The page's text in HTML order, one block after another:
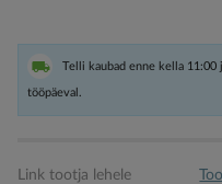
Telli kaubad enne kella 11:00
tööpäeval.
Link tootja lehele